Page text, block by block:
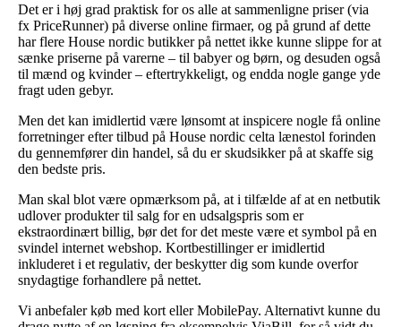
Det er i høj grad praktisk for os alle at sammenligne priser (via
fx PriceRunner) på diverse online firmaer, og på grund af dette
har flere House nordic butikker på nettet ikke kunne slippe for at
sænke priserne på varerne – til babyer og børn, og desuden også
til mænd og kvinder – eftertrykkeligt, og endda nogle gange yde
fragt uden gebyr.
Men det kan imidlertid være lønsomt at inspicere nogle få online
forretninger efter tilbud på House nordic celta lænestol forinden
du gennemfører din handel, så du er skudsikker på at skaffe sig
den bedste pris.
Man skal blot være opmærksom på, at i tilfælde af at en netbutik
udlover produkter til salg for en udsalgspris som er
ekstraordinært billig, bør det for det meste være et symbol på en
svindel internet webshop. Kortbestillinger er imidlertid
inkluderet i et regulativ, der beskytter dig som kunde overfor
snydagtige forhandlere på nettet.
Vi anbefaler køb med kort eller MobilePay. Alternativt kunne du